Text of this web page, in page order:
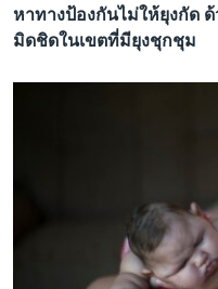
หาทางป้องกันไม่ให้ยุงกัด
มิดชิดในเขตที่มียุงชุกชุม